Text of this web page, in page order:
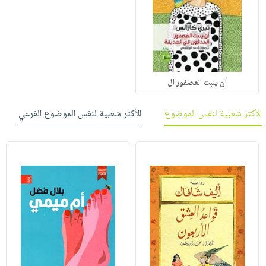
أن ينبت العصفور ال
الأكثر شعبية لنفس الموضوع الأكثر شعبية لنفس الموضوع الفرعي